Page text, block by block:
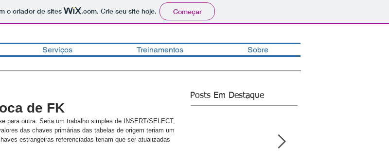
o criador de sites .com. Crie seu site hoje. Começar
Serviços Treinamentos Sobre
de FK
para outra. Seria um trabalho simples de INSERT/SELECT,
das chaves primárias das tabelas de origem teriam um
estrangeiras referenciadas teriam que ser atualizadas
Posts Em Destaque